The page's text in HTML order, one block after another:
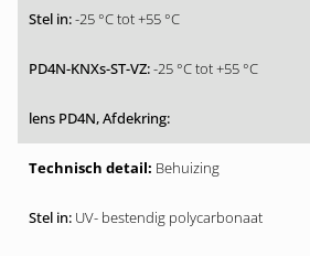
-25 °C tot +55 °C
-25 °C tot +55 °C
Behuizing
UV- bestendig polycarbonaat